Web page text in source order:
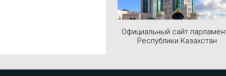
Официальный сайт
Республики Казахстан